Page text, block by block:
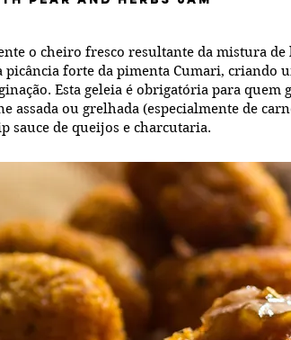
o cheiro fresco resultante da mistura de
picância forte da pimenta Cumari, criando
Esta geleia é obrigatória para quem
assada ou grelhada (especialmente de
sauce de queijos e charcutaria.